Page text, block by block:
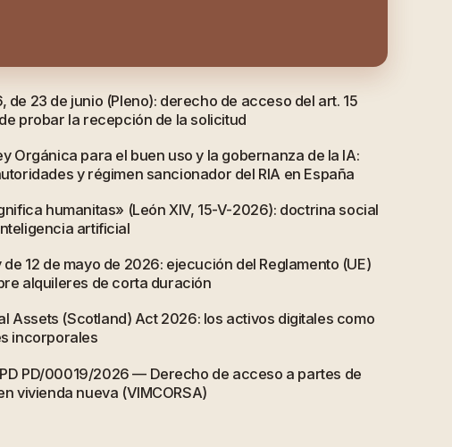
de 23 de junio (Pleno): derecho de acceso del art. 15
probar la recepción de la solicitud
Orgánica para el buen uso y la gobernanza de la IA:
y régimen sancionador del RIA en España
humanitas» (León XIV, 15-V-2026): doctrina social
artificial
12 de mayo de 2026: ejecución del Reglamento (UE)
alquileres de corta duración
Assets (Scotland) Act 2026: los activos digitales como
incorporales
PD/00019/2026 — Derecho de acceso a partes de
vivienda nueva (VIMCORSA)